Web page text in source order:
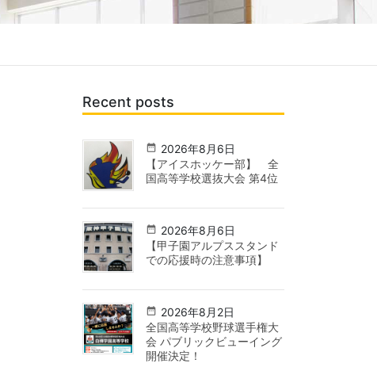
Recent posts
2026年8月6日
【アイスホッケー部】 全
国高等学校選抜大会 第4位
2026年8月6日
【甲子園アルプススタンド
での応援時の注意事項】
2026年8月2日
全国高等学校野球選手権大
会 パブリックビューイング
開催決定！